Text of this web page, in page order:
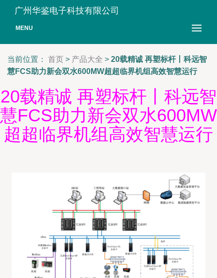
广州华鉴电子科技有限公司
MENU
当前位置： 首页 > 产品大全 > 20载精诚 再塑标杆丨科远智
慧FCS助力新会双水600MW超超临界机组高效智慧运行
20载精诚 再塑标杆丨科远智
慧FCS助力新会双水600MW
超超临界机组高效智慧运行